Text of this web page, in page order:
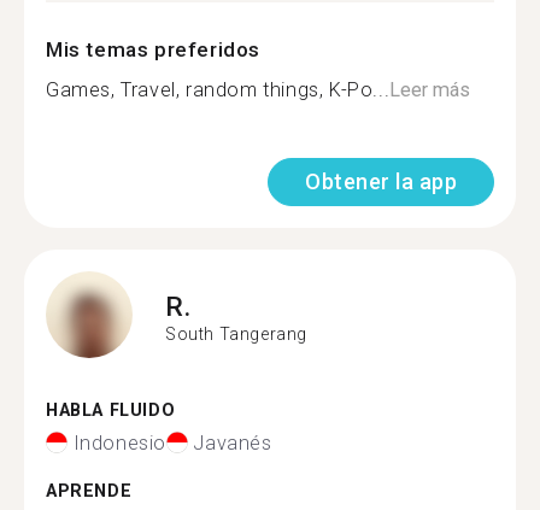
Mis temas preferidos
Games, Travel, random things, K-Po...Leer más
Obtener la app
R.
South Tangerang
HABLA FLUIDO
Indonesio Javanés
APRENDE